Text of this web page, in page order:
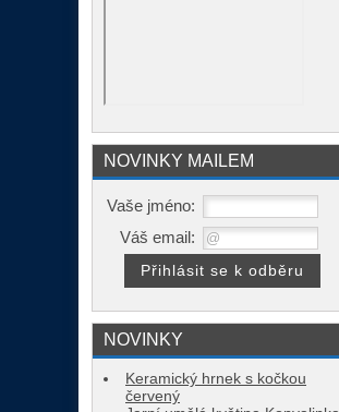
NOVINKY MAILEM
Vaše jméno:
Váš email:
NOVINKY
Keramický hrnek s kočkou
červený